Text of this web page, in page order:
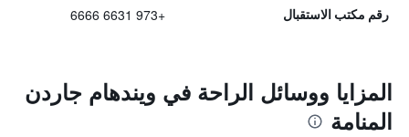
رقم مكتب الاستقبال +973 6631 6666
المزايا ووسائل الراحة في ويندهام جاردن
المنامة